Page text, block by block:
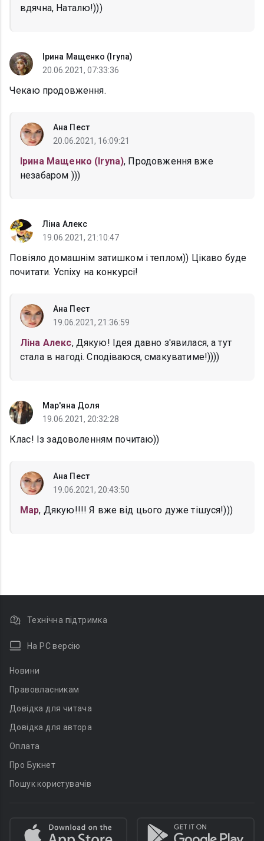
вдячна, Наталю!)))
Iрина Мащенко (Iryna)
20.06.2021, 07:33:36
Чекаю продовження.
Ана Пест
20.06.2021, 16:09:21
Iрина Мащенко (Iryna), Продовження вже
незабаром )))
Ліна Алекс
19.06.2021, 21:10:47
Повіяло домашнім затишком і теплом)) Цікаво буде
почитати. Успіху на конкурсі!
Ана Пест
19.06.2021, 21:36:59
Ліна Алекс, Дякую! Ідея давно з'явилася, а тут
стала в нагоді. Сподіваюся, смакуватиме!))))
Мар'яна Доля
19.06.2021, 20:32:28
Клас! Із задоволенням почитаю))
Ана Пест
19.06.2021, 20:43:50
Мар, Дякую!!!! Я вже від цього дуже тішуся!)))
Технічна підтримка
На PC версію
Новини
Правовласникам
Довідка для читача
Довідка для автора
Оплата
Про Букнет
Пошук користувачів